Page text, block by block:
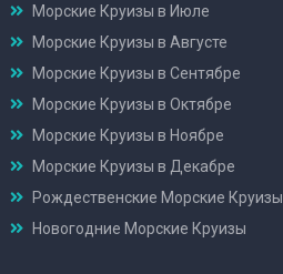
Морские Круизы в Июле
Морские Круизы в Августе
Морские Круизы в Сентябре
Морские Круизы в Октябре
Морские Круизы в Ноябре
Морские Круизы в Декабре
Рождественские Морские Круизы
Новогодние Морские Круизы